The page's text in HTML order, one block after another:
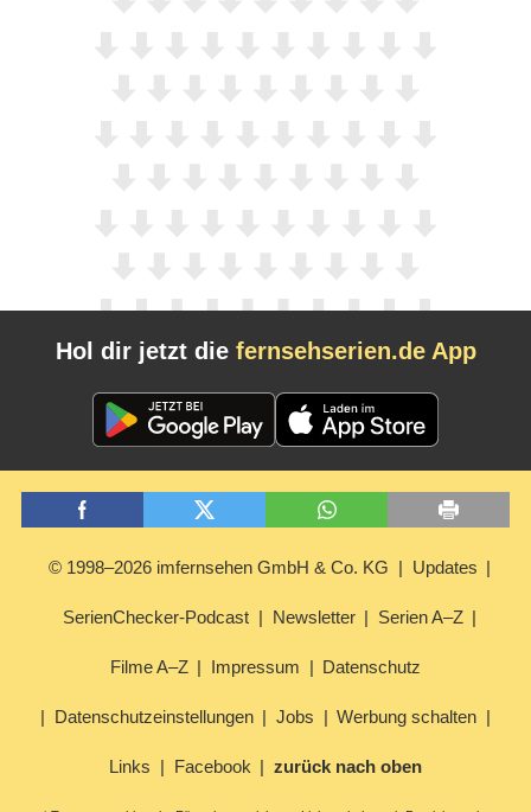
Hol dir jetzt die fernsehserien.de App
© 1998–2026 imfernsehen GmbH & Co. KG Updates
SerienChecker-Podcast Newsletter Serien A–Z
Filme A–Z Impressum Datenschutz
Datenschutzeinstellungen Jobs Werbung schalten
Links Facebook zurück nach oben